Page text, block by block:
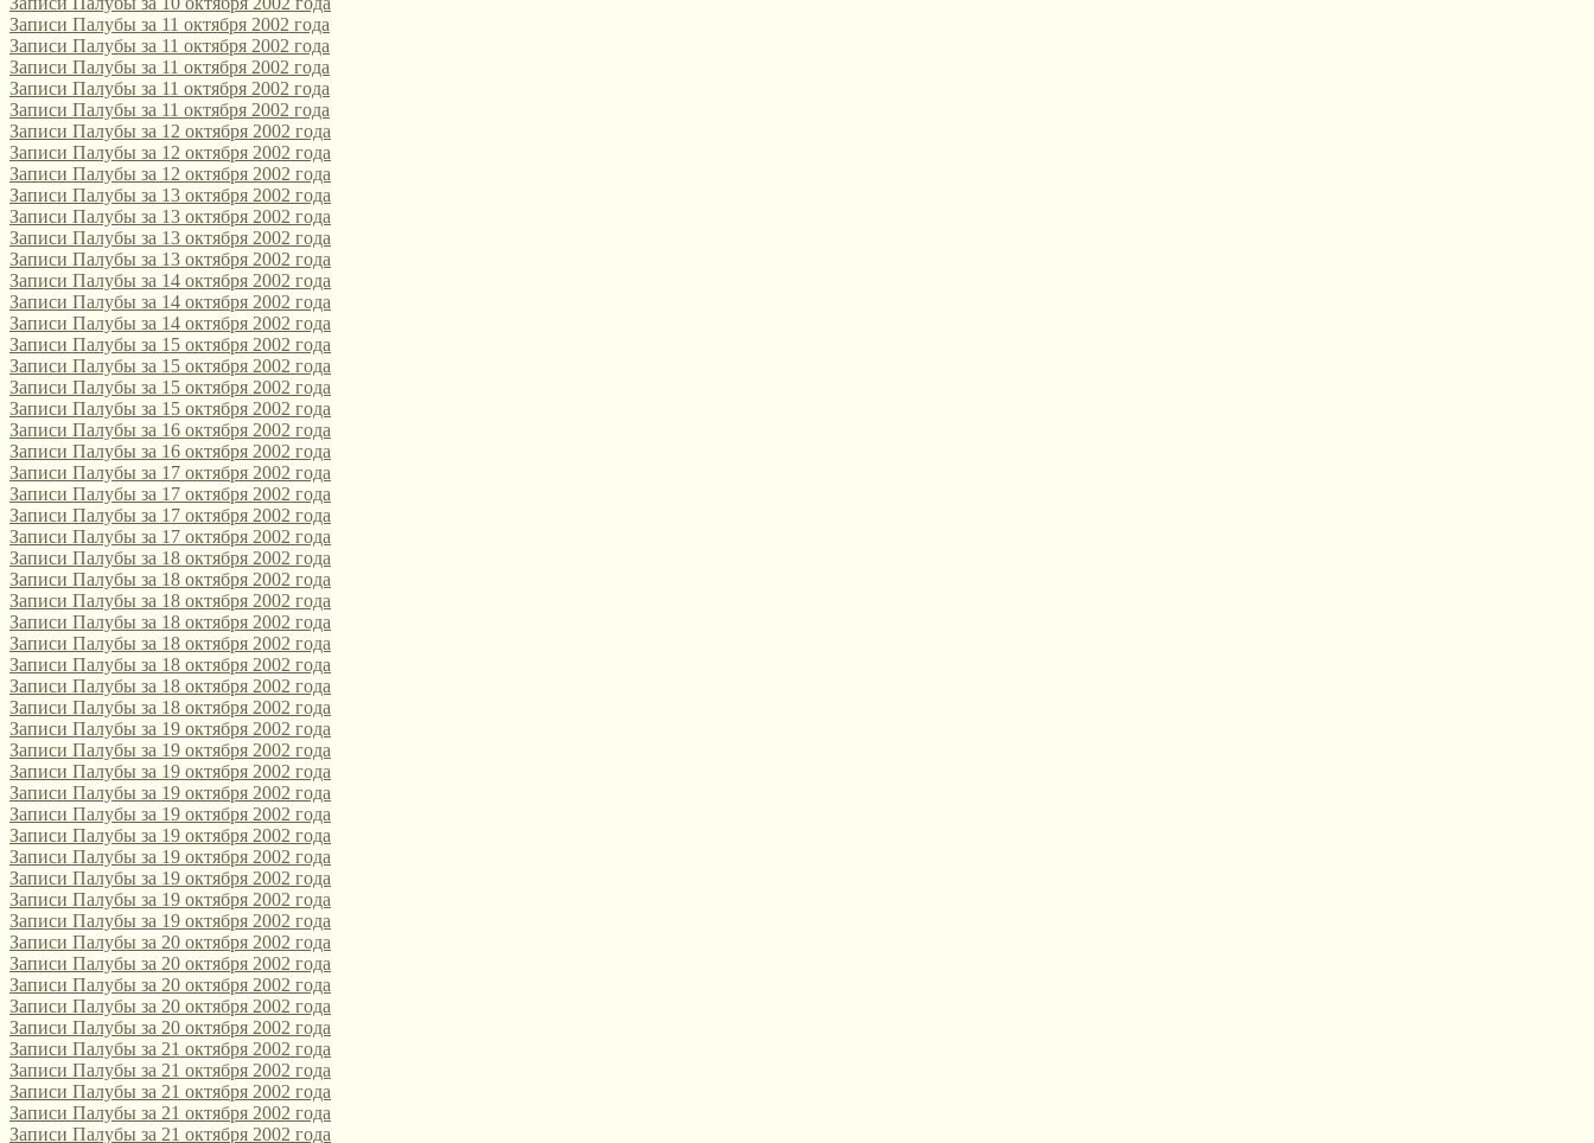
Записи Палубы за 11 октября 2002 года
Записи Палубы за 11 октября 2002 года
Записи Палубы за 11 октября 2002 года
Записи Палубы за 11 октября 2002 года
Записи Палубы за 11 октября 2002 года
Записи Палубы за 12 октября 2002 года
Записи Палубы за 12 октября 2002 года
Записи Палубы за 12 октября 2002 года
Записи Палубы за 13 октября 2002 года
Записи Палубы за 13 октября 2002 года
Записи Палубы за 13 октября 2002 года
Записи Палубы за 13 октября 2002 года
Записи Палубы за 14 октября 2002 года
Записи Палубы за 14 октября 2002 года
Записи Палубы за 14 октября 2002 года
Записи Палубы за 15 октября 2002 года
Записи Палубы за 15 октября 2002 года
Записи Палубы за 15 октября 2002 года
Записи Палубы за 15 октября 2002 года
Записи Палубы за 16 октября 2002 года
Записи Палубы за 16 октября 2002 года
Записи Палубы за 17 октября 2002 года
Записи Палубы за 17 октября 2002 года
Записи Палубы за 17 октября 2002 года
Записи Палубы за 17 октября 2002 года
Записи Палубы за 18 октября 2002 года
Записи Палубы за 18 октября 2002 года
Записи Палубы за 18 октября 2002 года
Записи Палубы за 18 октября 2002 года
Записи Палубы за 18 октября 2002 года
Записи Палубы за 18 октября 2002 года
Записи Палубы за 18 октября 2002 года
Записи Палубы за 18 октября 2002 года
Записи Палубы за 19 октября 2002 года
Записи Палубы за 19 октября 2002 года
Записи Палубы за 19 октября 2002 года
Записи Палубы за 19 октября 2002 года
Записи Палубы за 19 октября 2002 года
Записи Палубы за 19 октября 2002 года
Записи Палубы за 19 октября 2002 года
Записи Палубы за 19 октября 2002 года
Записи Палубы за 19 октября 2002 года
Записи Палубы за 19 октября 2002 года
Записи Палубы за 20 октября 2002 года
Записи Палубы за 20 октября 2002 года
Записи Палубы за 20 октября 2002 года
Записи Палубы за 20 октября 2002 года
Записи Палубы за 20 октября 2002 года
Записи Палубы за 21 октября 2002 года
Записи Палубы за 21 октября 2002 года
Записи Палубы за 21 октября 2002 года
Записи Палубы за 21 октября 2002 года
Записи Палубы за 21 октября 2002 года